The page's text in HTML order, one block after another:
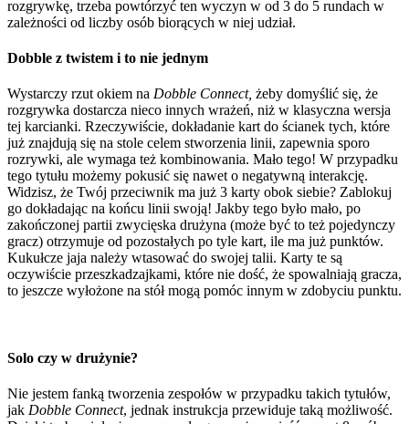
rozgrywkę, trzeba powtórzyć ten wyczyn w od 3 do 5 rundach w
zależności od liczby osób biorących w niej udział.
Dobble z twistem i to nie jednym
Wystarczy rzut okiem na Dobble Connect, żeby domyślić się, że
rozgrywka dostarcza nieco innych wrażeń, niż w klasyczna wersja
tej karcianki. Rzeczywiście, dokładanie kart do ścianek tych, które
już znajdują się na stole celem stworzenia linii, zapewnia sporo
rozrywki, ale wymaga też kombinowania. Mało tego! W przypadku
tego tytułu możemy pokusić się nawet o negatywną interakcję.
Widzisz, że Twój przeciwnik ma już 3 karty obok siebie? Zablokuj
go dokładając na końcu linii swoją! Jakby tego było mało, po
zakończonej partii zwycięska drużyna (może być to też pojedynczy
gracz) otrzymuje od pozostałych po tyle kart, ile ma już punktów.
Kukułcze jaja należy wtasować do swojej talii. Karty te są
oczywiście przeszkadzajkami, które nie dość, że spowalniają gracza,
to jeszcze wyłożone na stół mogą pomóc innym w zdobyciu punktu.
Solo czy w drużynie?
Nie jestem fanką tworzenia zespołów w przypadku takich tytułów,
jak Dobble Connect, jednak instrukcja przewiduje taką możliwość.